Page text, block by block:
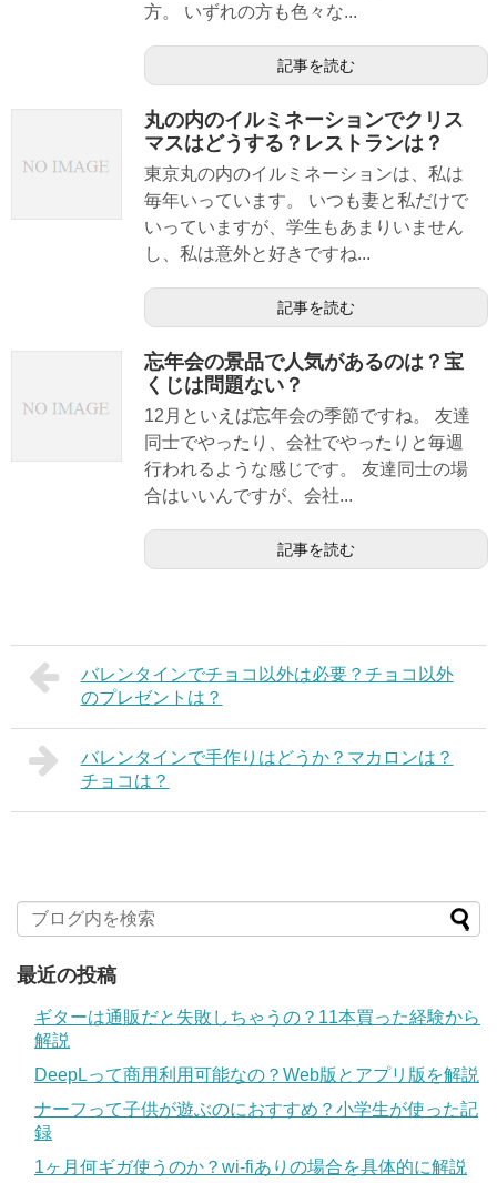
方。 いずれの方も色々な...
記事を読む
丸の内のイルミネーションでクリス
マスはどうする？レストランは？
東京丸の内のイルミネーションは、私は
毎年いっています。 いつも妻と私だけで
いっていますが、学生もあまりいません
し、私は意外と好きですね...
記事を読む
忘年会の景品で人気があるのは？宝
くじは問題ない？
12月といえば忘年会の季節ですね。 友達
同士でやったり、会社でやったりと毎週
行われるような感じです。 友達同士の場
合はいいんですが、会社...
記事を読む
バレンタインでチョコ以外は必要？チョコ以外
のプレゼントは？
バレンタインで手作りはどうか？マカロンは？
チョコは？
最近の投稿
ギターは通販だと失敗しちゃうの？11本買った経験から
解説
DeepLって商用利用可能なの？Web版とアプリ版を解説
ナーフって子供が遊ぶのにおすすめ？小学生が使った記
録
1ヶ月何ギガ使うのか？wi-fiありの場合を具体的に解説